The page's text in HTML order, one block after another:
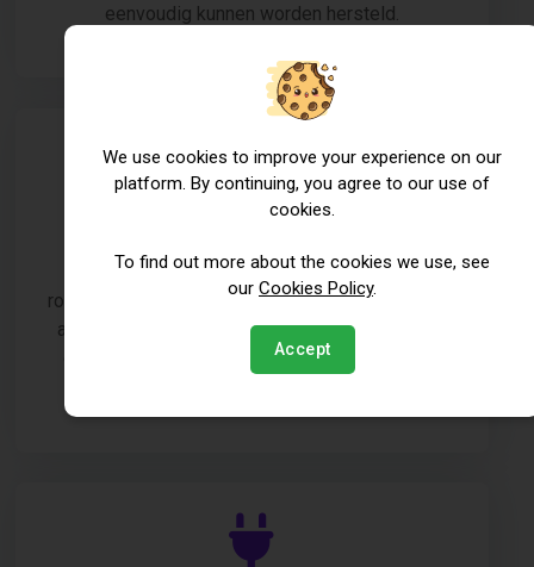
eenvoudig kunnen worden hersteld.
Onze deskundige studenten implementeren
robuuste beveiligingsmaatregelen om je Laravel-
applicaties te beschermen tegen bedreigingen
en kwetsbaarheden, zodat je gegevens veilig
We use cookies to improve your experience on our
platform. By continuing, you agree to our use of
cookies.
To find out more about the cookies we use, see
our Cookies Policy.
Accept